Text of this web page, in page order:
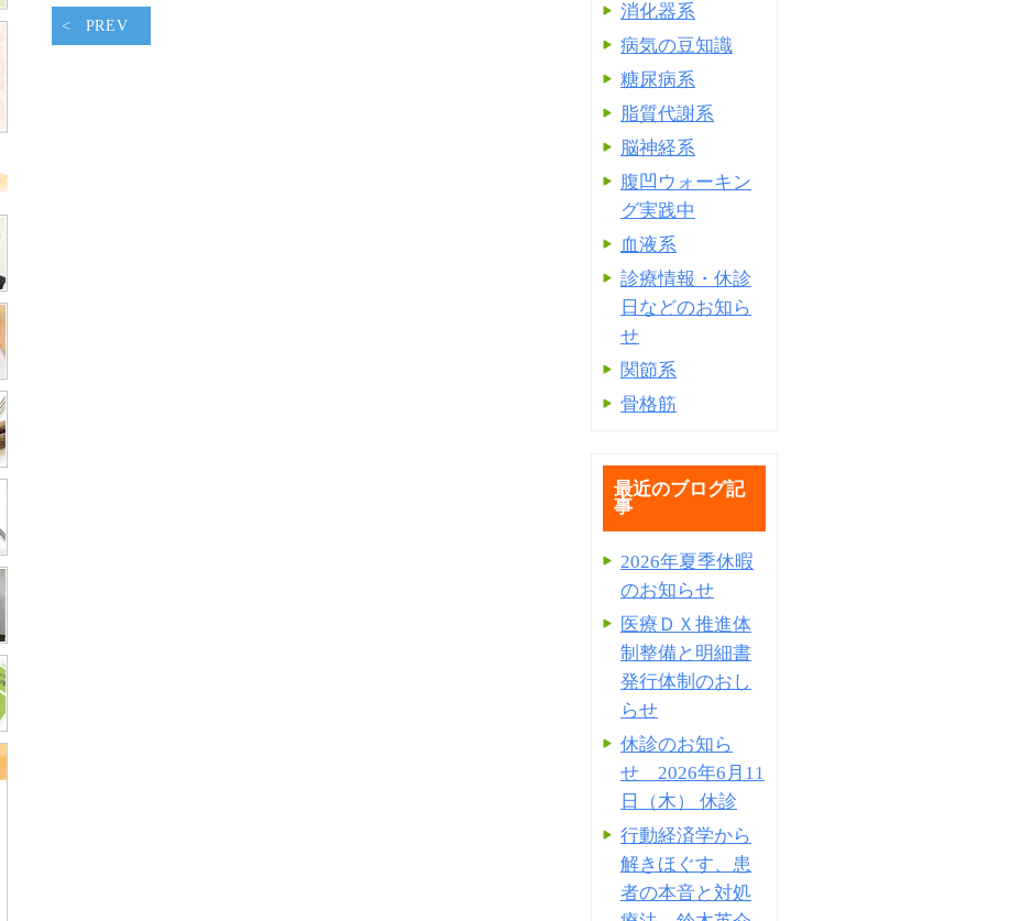
PREV
消化器系
病気の豆知識
糖尿病系
脂質代謝系
脳神経系
腹凹ウォーキン
グ実践中
血液系
診療情報・休診
日などのお知ら
せ
関節系
骨格筋
最近のブログ記
事
2026年夏季休暇
のお知らせ
医療ＤＸ推進体
制整備と明細書
発⾏体制のおし
らせ
休診のお知ら
せ 2026年6月11
日（木） 休診
行動経済学から
解きほぐす、患
者の本音と対処